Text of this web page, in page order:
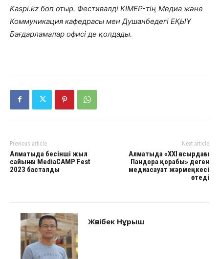
Kaspi.kz боп отыр. Фестивалді KIMEP-тің Медиа және
Коммуникация кафедрасы мен Душанбедегі ЕҚЫҰ
Бағдарламалар офисі де қолдады.
Previous article
Алматыда бесінші жыл
сайынғы MediaCAMP Fest
2023 басталды
Next article
Алматыда «ХХІ ғасырдағы
Пандора қорабы» деген
медиасауат жәрмеңкесі
өтеді
Жәнібек Нұрыш